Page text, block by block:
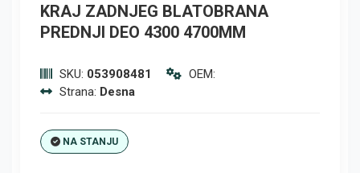
KRAJ ZADNJEG BLATOBRANA
PREDNJI DEO 4300 4700MM
SKU: 053908481
OEM:
Strana: Desna
NA STANJU